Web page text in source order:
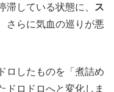
している状態に、
ス
さらに気血の巡りが悪
ロしたものを「煮詰め
ドロドロへと変化しま